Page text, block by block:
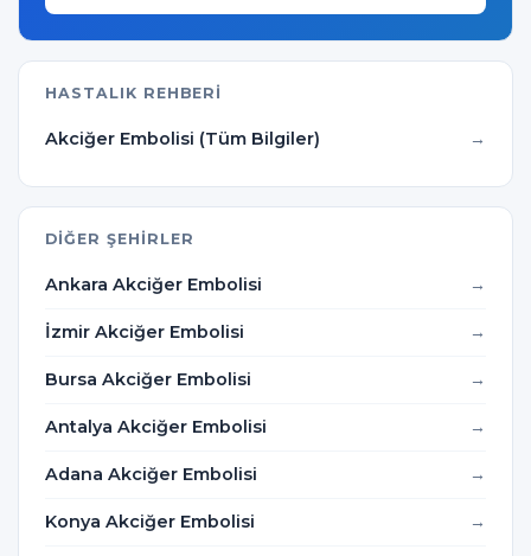
HASTALIK REHBERI
Akciğer Embolisi (Tüm Bilgiler)
DIĞER ŞEHIRLER
Ankara Akciğer Embolisi
İzmir Akciğer Embolisi
Bursa Akciğer Embolisi
Antalya Akciğer Embolisi
Adana Akciğer Embolisi
Konya Akciğer Embolisi